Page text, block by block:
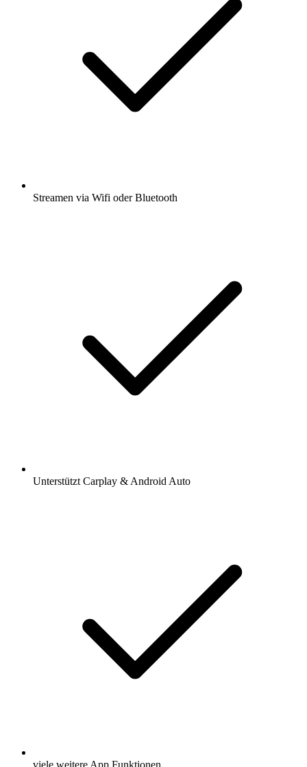
Streamen via Wifi oder Bluetooth
Unterstützt Carplay & Android Auto